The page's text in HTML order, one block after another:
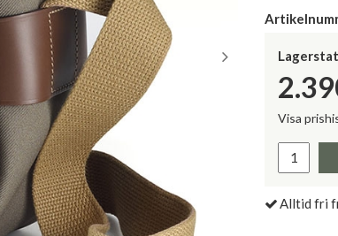
Visa
Alltid fri